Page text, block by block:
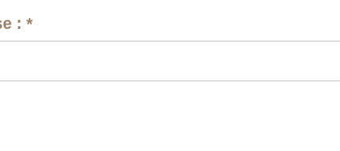
:*